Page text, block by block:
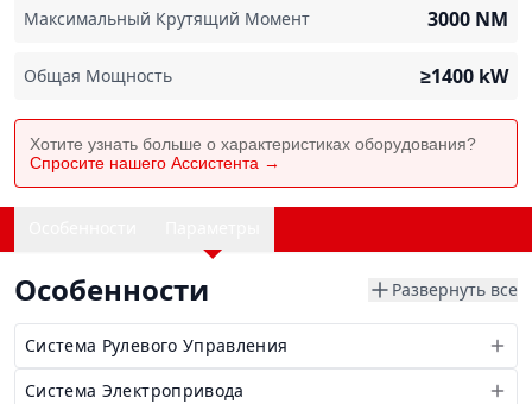
Максимальный Крутящий Момент 3000 NM
Общая Мощность ≥1400 kW
Хотите узнать больше о характеристиках оборудования?
Спросите нашего Ассистента →
Особенности Развернуть все
Система Рулевого Управления
Система Электропривода